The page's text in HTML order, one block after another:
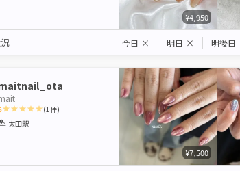
¥4,950
今日 × 明日 × 明後日
1 2 3 4
(1 件)
太田駅
¥7,500